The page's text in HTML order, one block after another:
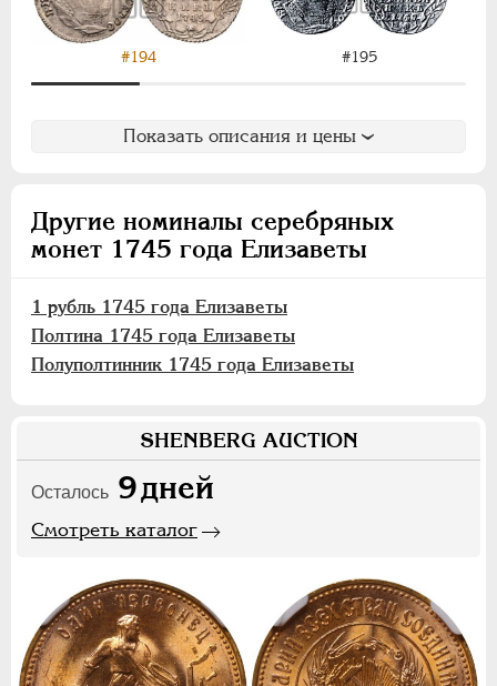
#194 #195
Показать описания и цены
Другие номиналы серебряных
монет 1745 года Елизаветы
1 рубль 1745 года Елизаветы
Полтина 1745 года Елизаветы
Полуполтинник 1745 года Елизаветы
SHENBERG AUCTION
Осталось 9дней
Смотреть каталог
АЛЕКСАНДР II 1855-1881
АЛЕКСАНДР III
1881-1894
ИНОСТРАННЫЕ 1768-1918